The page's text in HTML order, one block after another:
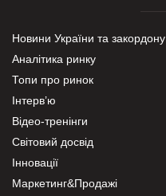
Новини України та закордону
Аналітика ринку
Топи про ринок
Інтерв’ю
Відео-тренінги
Світовий досвід
Інновації
Маркетинг&Продажі